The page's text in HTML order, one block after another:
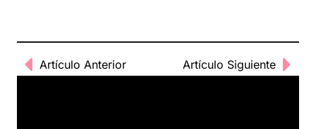
Artículo Anterior Artículo Siguiente